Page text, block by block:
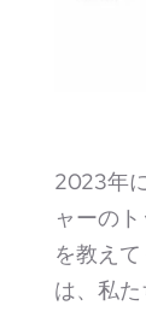
2023年
ャーの
を教え
は、私た